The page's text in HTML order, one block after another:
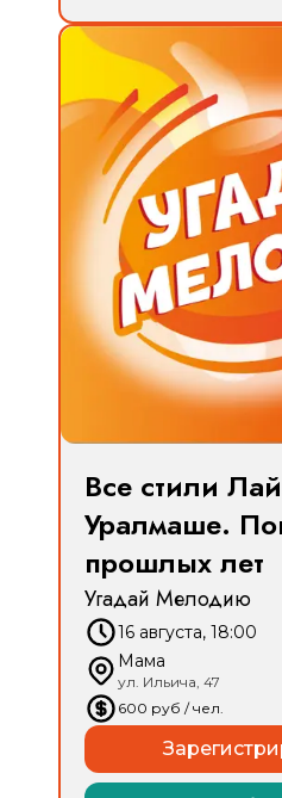
Все стили
Уралмаше.
прошлых лет
Угадай Мелодию
16 августа, 18:00
Мама
ул. Ильича, 47
600 руб / чел.